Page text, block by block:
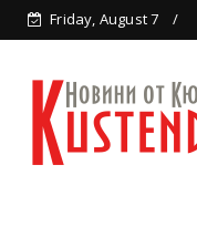
Friday, August 7